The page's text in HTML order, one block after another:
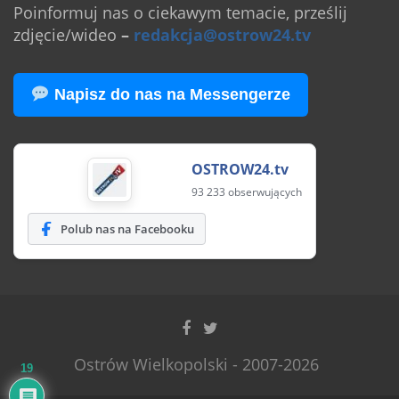
Poinformuj nas o ciekawym temacie, prześlij
zdjęcie/wideo – redakcja@ostrow24.tv
Napisz do nas na Messengerze
OSTROW24.tv
93 233 obserwujących
Polub nas na Facebooku
Ostrów Wielkopolski - 2007-2026
19